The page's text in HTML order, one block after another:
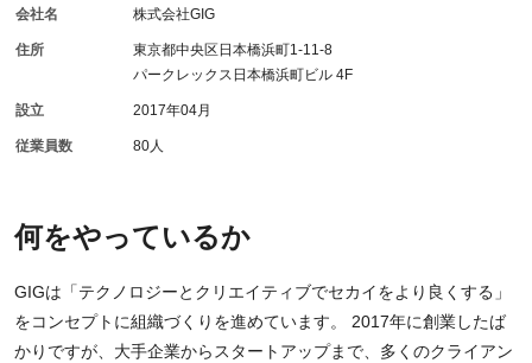
何をやっているか
GIGは「テクノロジーとクリエイティブでセカイをより良くする」
をコンセプトに組織づくりを進めています。 2017年に創業したば
かりですが、大手企業からスタートアップまで、多くのクライアン
会社名 株式会社GIG
住所
東京都中央区日本橋浜町1-11-8
パークレックス日本橋浜町ビル 4F
設立 2017年04月
従業員数 80人